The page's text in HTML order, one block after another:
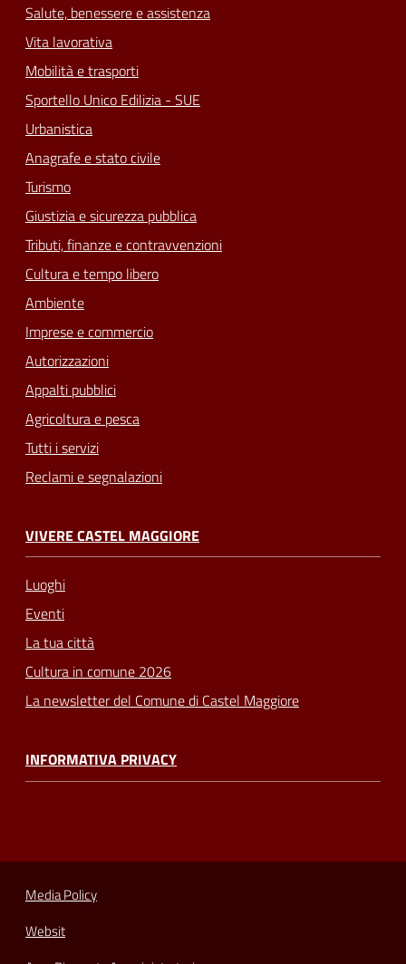
Salute, benessere e assistenza
Vita lavorativa
Mobilità e trasporti
Sportello Unico Edilizia - SUE
Urbanistica
Anagrafe e stato civile
Turismo
Giustizia e sicurezza pubblica
Tributi, finanze e contravvenzioni
Cultura e tempo libero
Ambiente
Imprese e commercio
Autorizzazioni
Appalti pubblici
Agricoltura e pesca
Tutti i servizi
Reclami e segnalazioni
VIVERE CASTEL MAGGIORE
Luoghi
Eventi
La tua città
Cultura in comune 2026
La newsletter del Comune di Castel Maggiore
INFORMATIVA PRIVACY
Media Policy
Websit